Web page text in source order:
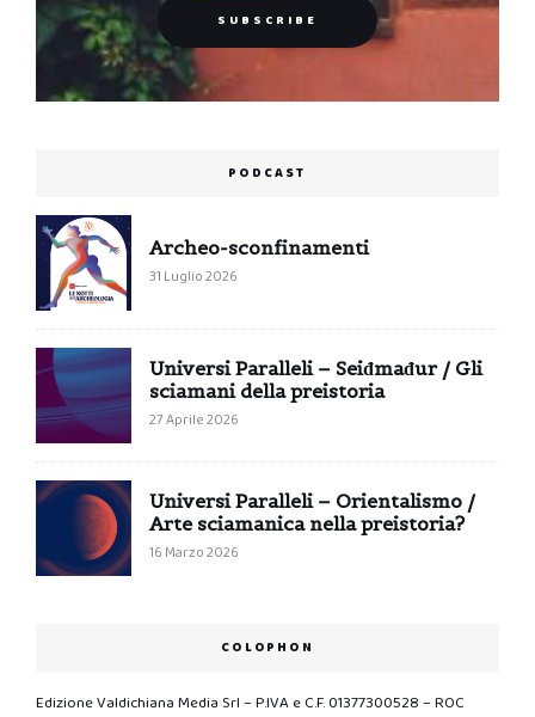
PODCAST
Archeo-sconfinamenti
31 Luglio 2026
Universi Paralleli – Seiđmađur / Gli
sciamani della preistoria
27 Aprile 2026
Universi Paralleli – Orientalismo /
Arte sciamanica nella preistoria?
16 Marzo 2026
COLOPHON
Edizione Valdichiana Media Srl – P.IVA e C.F. 01377300528 – ROC